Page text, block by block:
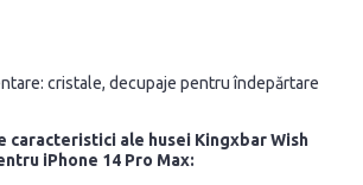
cristale, decupaje pentru îndepărtare
caracteristici ale husei Kingxbar Wish
iPhone 14 Pro Max: